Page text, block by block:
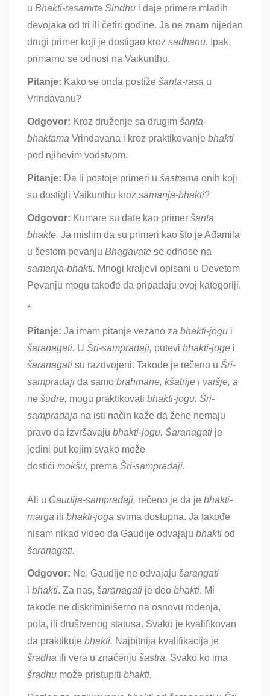
u Bhakti-rasamrta Sindhu i daje primere mladih
devojaka od tri ili četiri godine. Ja ne znam nijedan
drugi primer koji je dostigao kroz sadhanu. Ipak,
primarno se odnosi na Vaikunthu.
Pitanje: Kako se onda postiže šanta-rasa u
Vrindavanu?
Odgovor: Kroz druženje sa drugim šanta-
bhaktama Vrindavana i kroz praktikovanje bhakti
pod njihovim vodstvom.
Pitanje: Da li postoje primeri u šastrama onih koji
su dostigli Vaikunthu kroz samanja-bhakti?
Odgovor: Kumare su date kao primer šanta
bhakte. Ja mislim da su primeri kao što je Ađamila
u šestom pevanju Bhagavate se odnose na
samanja-bhakti. Mnogi kraljevi opisani u Devetom
Pevanju mogu takođe da pripadaju ovoj kategoriji.
*
Pitanje: Ja imam pitanje vezano za bhakti-jogu i
šaranagati. U Šri-sampradaji, putevi bhakti-joge i
šaranagati su razdvojeni. Takođe je rečeno u Šri-
sampradaji da samo brahmane, kšatrije i vaišje, a
ne šudre, mogu praktikovati bhakti-jogu. Šri-
sampradaja na isti način kaže da žene nemaju
pravo da izvršavaju bhakti-jogu. Šaranagati je
jedini put kojim svako može
dostići mokšu, prema Šri-sampradaji.
Ali u Gaudija-sampradaji, rečeno je da je bhakti-
marga ili bhakti-joga svima dostupna. Ja takođe
nisam nikad video da Gaudije odvajaju bhakti od
šaranagati.
Odgovor: Ne, Gaudije ne odvajaju šarangati
i bhakti. Za nas, šaranagati je deo bhakti. Mi
takođe ne diskriminišemo na osnovu rođenja,
pola, ili društvenog statusa. Svako je kvalifikovan
da praktikuje bhakti. Najbitnija kvalifikacija je
šradha ili vera u značenju šastra. Svako ko ima
šradhu može pristupiti bhakti.